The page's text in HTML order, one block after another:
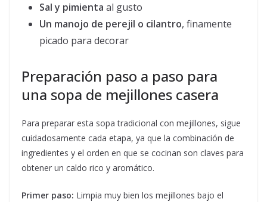
Sal y pimienta al gusto
Un manojo de perejil o cilantro, finamente
picado para decorar
Preparación paso a paso para
una sopa de mejillones casera
Para preparar esta sopa tradicional con mejillones, sigue
cuidadosamente cada etapa, ya que la combinación de
ingredientes y el orden en que se cocinan son claves para
obtener un caldo rico y aromático.
Primer paso: Limpia muy bien los mejillones bajo el